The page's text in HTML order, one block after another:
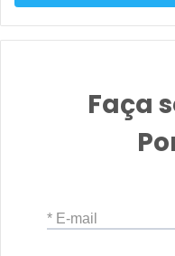
Faça
* E-mail